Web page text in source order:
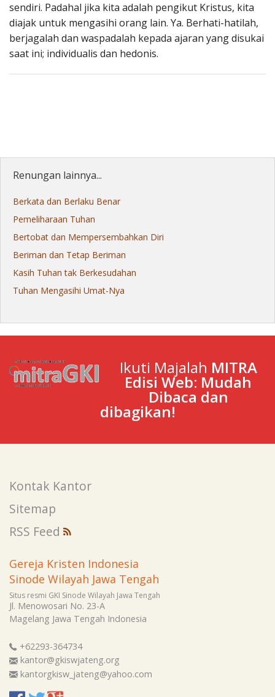
sendiri. Padahal jika kita adalah pengikut Kristus, kita
diajak untuk mengasihi orang lain. Ya. Berhati-hatilah,
berjagalah dan waspadalah kepada ajaran yang disukai
saat ini; individualis dan hedonis.
Renungan lainnya...
Berkata dan Berlaku Benar
Pemeliharaan Tuhan
Bertobat dan Mempersembahkan Diri
Beriman dan Tetap Beriman
Kasih Tuhan tak Berkesudahan
Tuhan Mengasihi Umat-Nya
Ikuti Majalah MITRA
Edisi Web: Mudah
Dibaca dan
dibagikan!
Kontak Kantor
Sitemap
RSS Feed
Gereja Kristen Indonesia
Sinode Wilayah Jawa Tengah
Situs resmi GKI Sinode Wilayah Jawa Tengah
Jl. Menowosari No. 23-A
Magelang Jawa Tengah Indonesia
+62293-364734
kantor@gkiswjateng.org
kantorgkisw_jateng@yahoo.com